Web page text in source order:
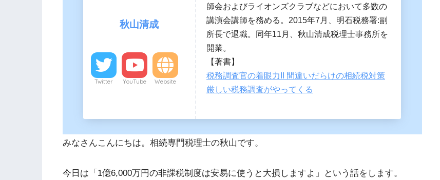
秋山清成
Twitter YouTube Website
師会およびライオンズクラブなどにおいて多数の
講演会講師を務める。2015年7月、明石税務署:副
所長で退職。同年11月、秋山清成税理士事務所を
開業。
【著書】
税務調査官の着眼力II 間違いだらけの相続税対策
厳しい税務調査がやってくる
みなさんこんにちは。相続専門税理士の秋山です。
今日は「1億6,000万円の非課税制度は安易に使うと大損しますよ」という話をします。